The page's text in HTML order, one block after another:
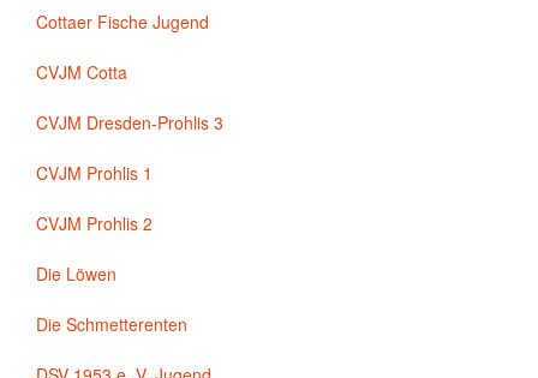
Cottaer Fische Jugend
CVJM Cotta
CVJM Dresden-Prohlis 3
CVJM Prohlis 1
CVJM Prohlis 2
Die Löwen
Die Schmetterenten